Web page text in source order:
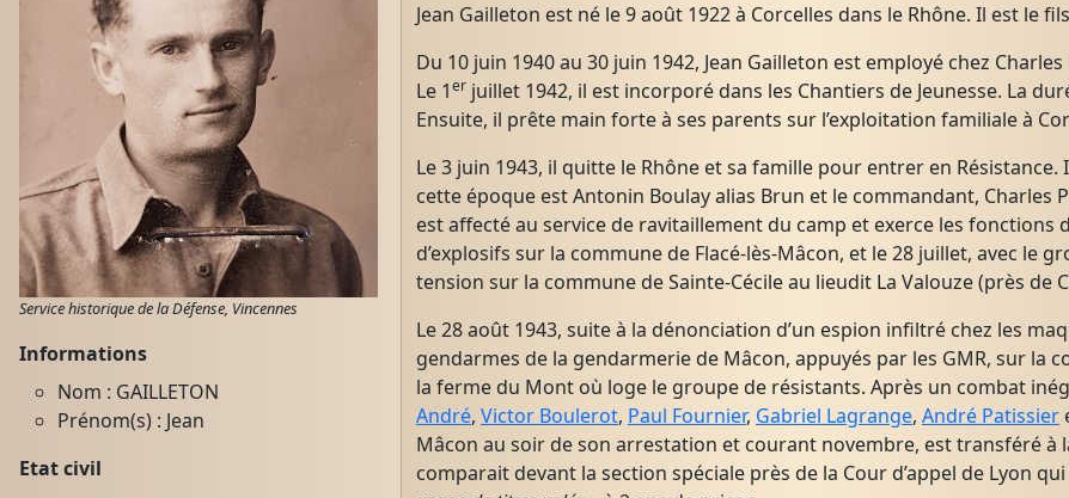
Service historique de la Défense, Vincennes
Informations
Nom : GAILLETON
Prénom(s) : Jean
Etat civil
Jean Gailleton est né le 9 août 1922 à Corcelles dans le Rhône. Il est le
Du 10 juin 1940 au 30 juin 1942, Jean Gailleton est employé chez
Le 1er juillet 1942, il est incorporé dans les Chantiers de Jeunesse. La
Ensuite, il prête main forte à ses parents sur l’exploitation familiale à
Le 3 juin 1943, il quitte le Rhône et sa famille pour entrer en
cette époque est Antonin Boulay alias Brun et le commandant,
est affecté au service de ravitaillement du camp et exerce les fonctions
d’explosifs sur la commune de Flacé-lès-Mâcon, et le 28 juillet, avec le
tension sur la commune de Sainte-Cécile au lieudit La Valouze (près de
Le 28 août 1943, suite à la dénonciation d’un espion infiltré chez les
gendarmes de la gendarmerie de Mâcon, appuyés par les GMR, sur la
la ferme du Mont où loge le groupe de résistants. Après un combat
André, Victor Boulerot, Paul Fournier, Gabriel Lagrange, André Patissier
Mâcon au soir de son arrestation et courant novembre, est transféré à
comparait devant la section spéciale près de la Cour d’appel de Lyon